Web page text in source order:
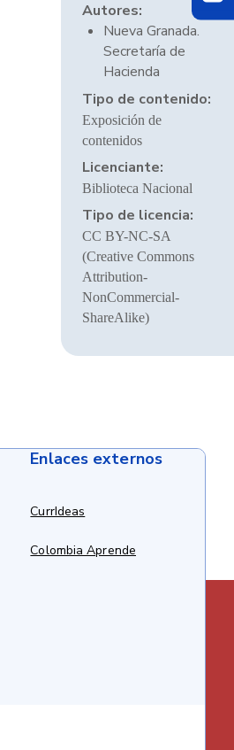
Autores:
Nueva Granada.
Secretaría de
Hacienda
Tipo de contenido:
Exposición de
contenidos
Licenciante:
Biblioteca Nacional
Tipo de licencia:
CC BY-NC-SA
(Creative Commons
Attribution-
NonCommercial-
ShareAlike)
Enlaces externos
CurrIdeas
Colombia Aprende